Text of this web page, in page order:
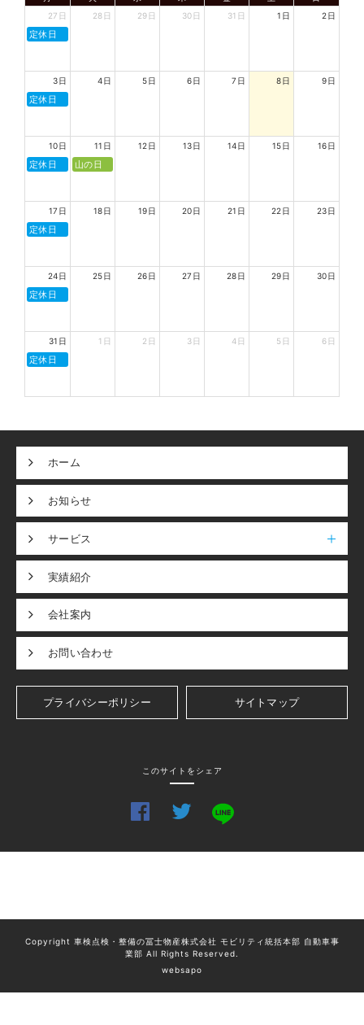
27日
定休日
28日 29日 30日 31日 1日 2日
3日
定休日
4日 5日 6日 7日 8日 9日
10日
定休日
11日
山の日
12日 13日 14日 15日 16日
17日
定休日
18日 19日 20日 21日 22日 23日
24日
定休日
25日 26日 27日 28日 29日 30日
31日
定休日
1日 2日 3日 4日 5日 6日
ホーム
お知らせ
サービス
実績紹介
会社案内
お問い合わせ
プライバシーポリシー サイトマップ
このサイトをシェア
Copyright 車検点検・整備の冨士物産株式会社 モビリティ統括本部 自動車事
業部 All Rights Reserved.
websapo